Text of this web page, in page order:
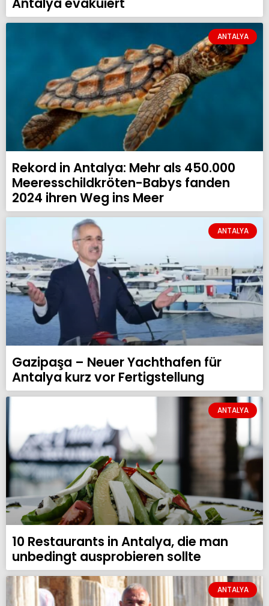
ANTALYA
Rekord in Antalya: Mehr als 450.000
Meeresschildkröten-Babys fanden
2024 ihren Weg ins Meer
ANTALYA
Gazipaşa – Neuer Yachthafen für
Antalya kurz vor Fertigstellung
ANTALYA
10 Restaurants in Antalya, die man
unbedingt ausprobieren sollte
ANTALYA